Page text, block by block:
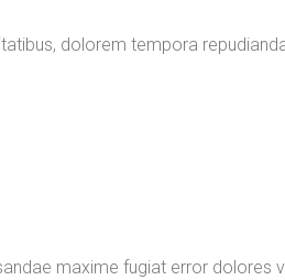
dolorem tempora
maxime fugiat error dolores